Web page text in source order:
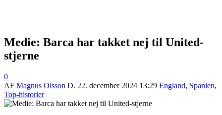
Medie: Barca har takket nej til United-
stjerne
0
AF Magnus Olsson D. 22. december 2024 13:29 England, Spanien,
Top-historier